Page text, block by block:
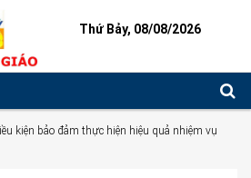
Thứ Bảy, 08/08/2026
kiện bảo đảm thực hiện hiệu quả nhiệm vụ